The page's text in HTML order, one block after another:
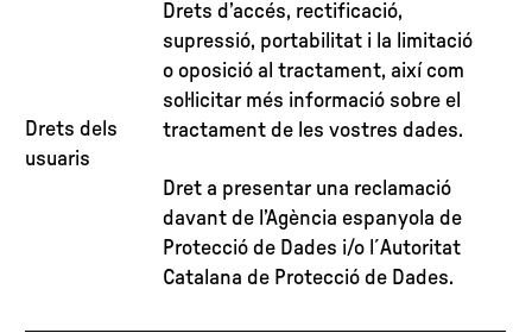
Drets dels
usuaris
Drets d’accés, rectificació,
supressió, portabilitat i la limitació
o oposició al tractament, així com
sol·licitar més informació sobre el
tractament de les vostres dades.
Dret a presentar una reclamació
davant de l’Agència espanyola de
Protecció de Dades i/o l´Autoritat
Catalana de Protecció de Dades.